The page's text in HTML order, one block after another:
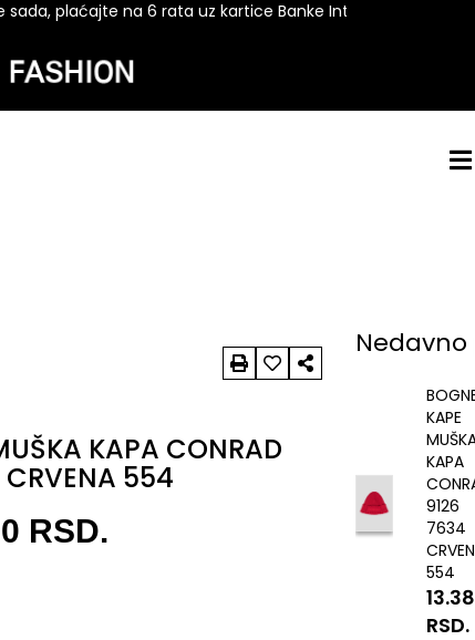
plaćajte na 6 rata uz kartice Banke Intesa!
KAPA CONRAD
554
RSD.
KAPE
KAPA
9126
7634
554
RSD.